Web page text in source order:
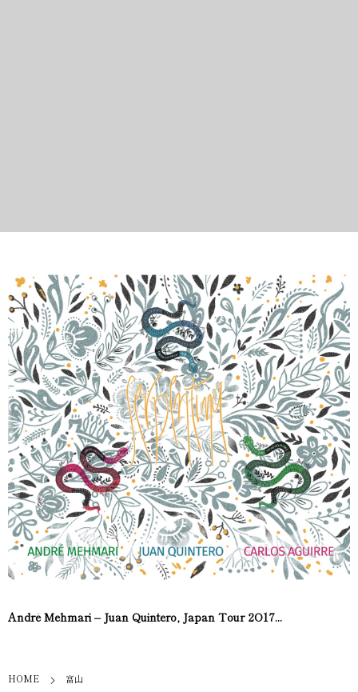
André Mehmari – Juan Quintero, Japan Tour 2O17...
HOME 富山